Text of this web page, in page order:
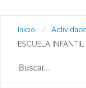
Inicio
ESCUELA INFANTIL